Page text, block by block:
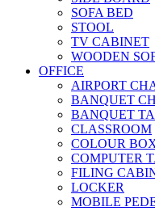
SOFA BED
STOOL
TV CABINET
WOODEN
OFFICE
AIRPORT
BANQUET
BANQUET
CLASSROOM
COLOUR
COMPUTER
FILING
LOCKER
MOBILE